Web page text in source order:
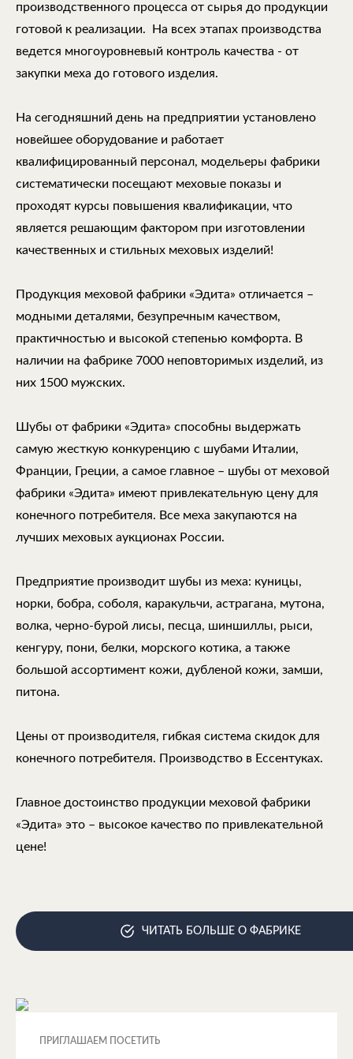
производственного процесса от сырья до продукции
готовой к реализации. На всех этапах производства
ведется многоуровневый контроль качества - от
закупки меха до готового изделия.
На сегодняшний день на предприятии установлено
новейшее оборудование и работает
квалифицированный персонал, модельеры фабрики
систематически посещают меховые показы и
проходят курсы повышения квалификации, что
является решающим фактором при изготовлении
качественных и стильных меховых изделий!
Продукция меховой фабрики «Эдита» отличается –
модными деталями, безупречным качеством,
практичностью и высокой степенью комфорта. В
наличии на фабрике 7000 неповторимых изделий, из
них 1500 мужских.
Шубы от фабрики «Эдита» способны выдержать
самую жесткую конкуренцию с шубами Италии,
Франции, Греции, а самое главное – шубы от меховой
фабрики «Эдита» имеют привлекательную цену для
конечного потребителя. Все меха закупаются на
лучших меховых аукционах России.
Предприятие производит шубы из меха: куницы,
норки, бобра, соболя, каракульчи, астрагана, мутона,
волка, черно-бурой лисы, песца, шиншиллы, рыси,
кенгуру, пони, белки, морского котика, а также
большой ассортимент кожи, дубленой кожи, замши,
питона.
Цены от производителя, гибкая система скидок для
конечного потребителя. Производство в Ессентуках.
Главное достоинство продукции меховой фабрики
«Эдита» это – высокое качество по привлекательной
цене!
ЧИТАТЬ БОЛЬШЕ О ФАБРИКЕ
ПРИГЛАШАЕМ ПОСЕТИТЬ